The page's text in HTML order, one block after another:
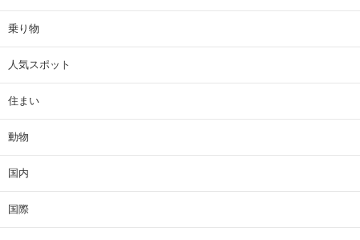
乗り物
人気スポット
住まい
動物
国内
国際